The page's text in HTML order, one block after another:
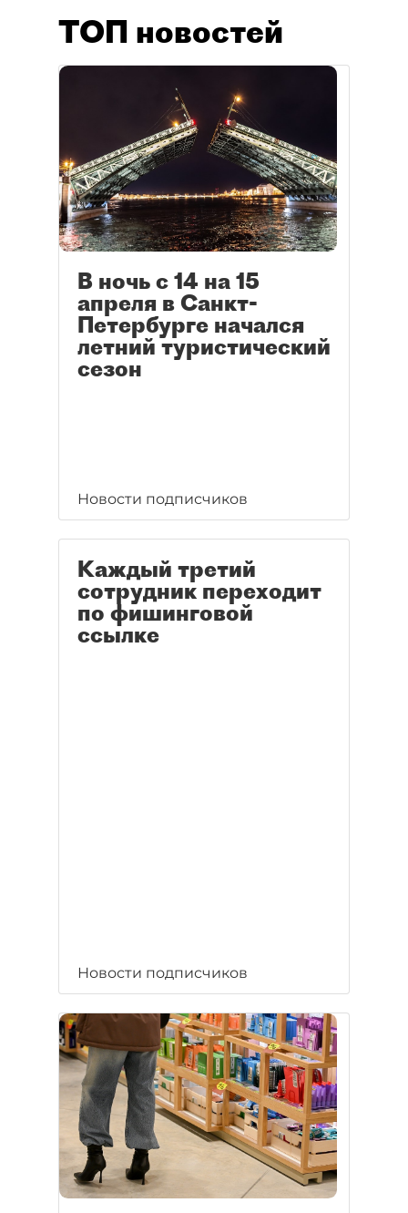
ТОП новостей
В ночь с 14 на 15
апреля в Санкт-
Петербурге начался
летний туристический
сезон
Новости подписчиков
Каждый третий
сотрудник переходит
по фишинговой
ссылке
Новости подписчиков